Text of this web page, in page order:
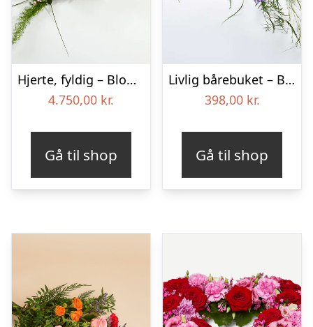
Hjerte, fyldig – Blomster til begravelse
4.750,00 kr.
Gå til shop
Livlig bårebuket – Blomster til begravelse
398,00 kr.
Gå til shop